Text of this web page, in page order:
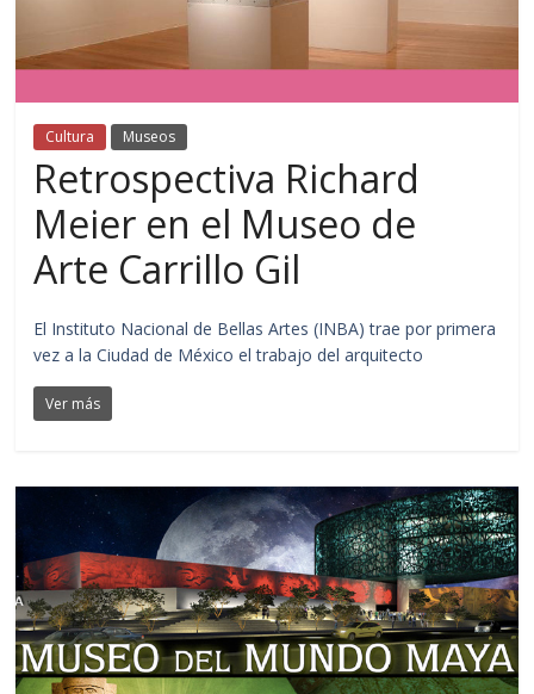
Cultura Museos
Retrospectiva Richard
Meier en el Museo de
Arte Carrillo Gil
El Instituto Nacional de Bellas Artes (INBA) trae por primera
vez a la Ciudad de México el trabajo del arquitecto
Ver más